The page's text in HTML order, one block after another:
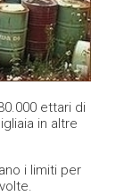
ettari di
in altre
i limiti per